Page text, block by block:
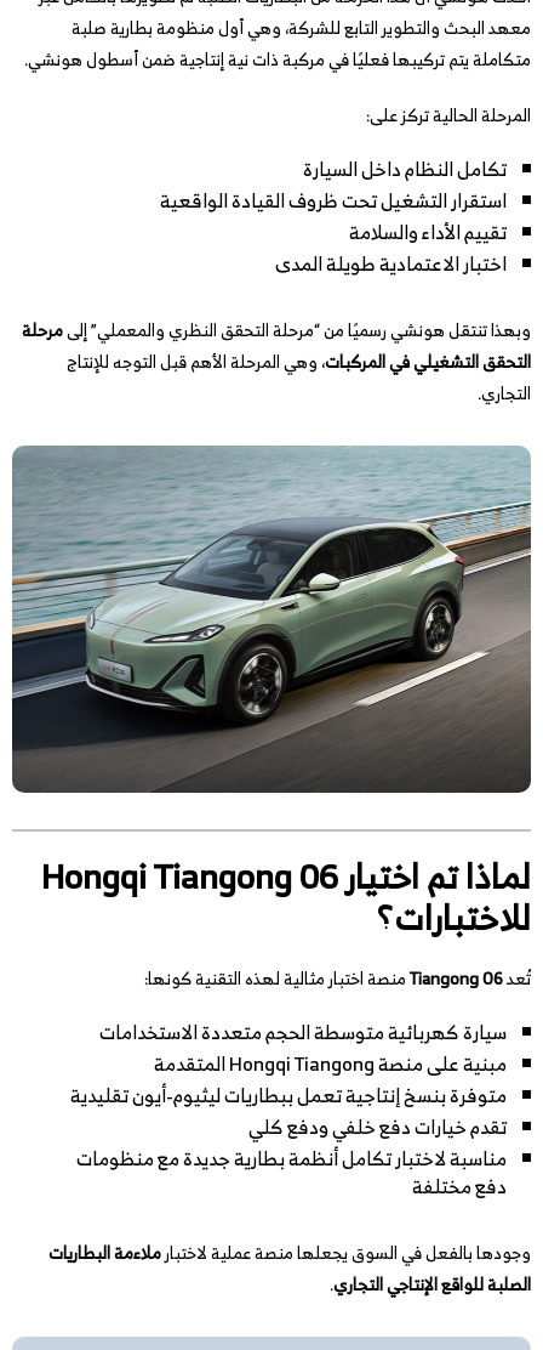
معهد البحث والتطوير التابع للشركة، وهي أول منظومة بطارية صلبة
متكاملة يتم تركيبها فعليًا في مركبة ذات نية إنتاجية ضمن أسطول هونشي.
المرحلة الحالية تركز على:
تكامل النظام داخل السيارة
استقرار التشغيل تحت ظروف القيادة الواقعية
تقييم الأداء والسلامة
اختبار الاعتمادية طويلة المدى
وبهذا تنتقل هونشي رسميًا من “مرحلة التحقق النظري والمعملي” إلىمرحلة
التحقق التشغيلي في المركبات، وهي المرحلة الأهم قبل التوجه للإنتاج
التجاري.
لماذا تم اختيار Hongqi Tiangong 06
للاختبارات؟
تُعدTiangong 06منصة اختبار مثالية لهذه التقنية كونها:
سيارة كهربائية متوسطة الحجم متعددة الاستخدامات
مبنية على منصة Hongqi Tiangong المتقدمة
متوفرة بنسخ إنتاجية تعمل ببطاريات ليثيوم-أيون تقليدية
تقدم خيارات دفع خلفي ودفع كلي
مناسبة لاختبار تكامل أنظمة بطارية جديدة مع منظومات
دفع مختلفة
وجودها بالفعل في السوق يجعلها منصة عملية لاختبارملاءمة البطاريات
الصلبة للواقع الإنتاجي التجاري.